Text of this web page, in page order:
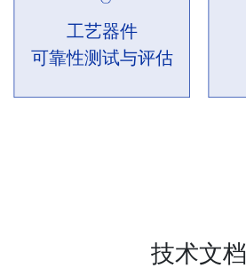
工艺器件
可靠性测试与评估
技术文档